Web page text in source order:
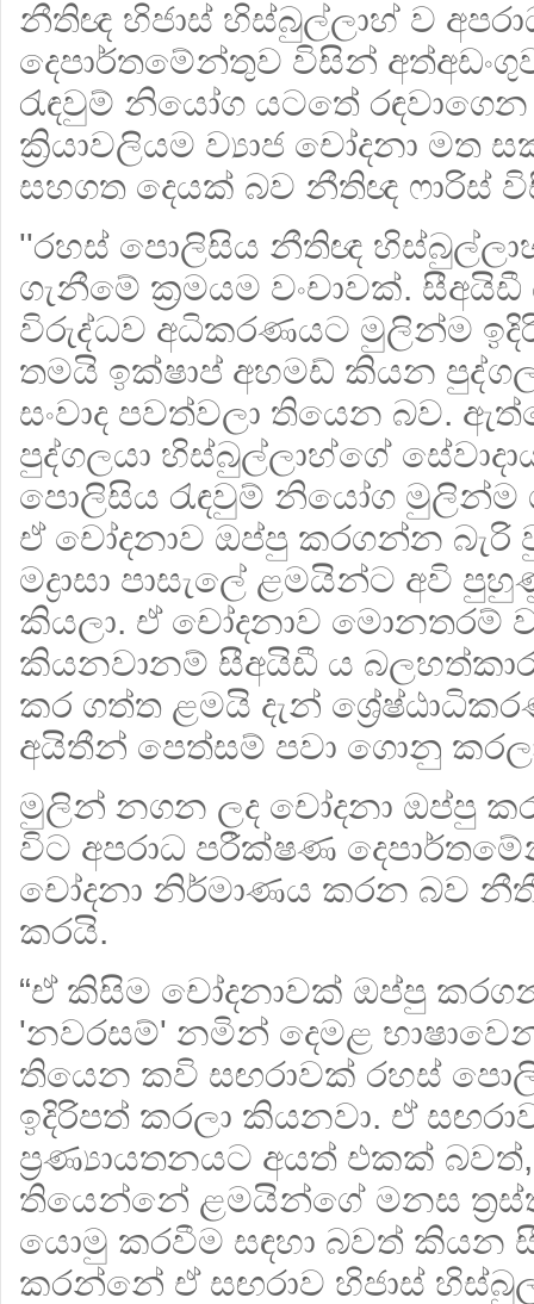
නීතිඥ හිජාස් හිස්බුල්ලාහ් ව
දෙපාර්තමේන්තුව විසින්
රැඳවුම් නියෝග යටතේ
ක්‍රියාවලියම ව්‍යාජ චෝදනා මත
සහගත දෙයක් බව නීතිඥ ෆාරිස්
''රහස් පොලිසිය නීතිඥ
ගැනීමේ ක්‍රමයම වංචාවක්.
විරුද්ධව අධිකරණයට මුලින්ම
තමයි ඉක්ෂාප් අහමඩ් කියන
සංවාද පවත්වලා තියෙන බව.
පුද්ගලයා හිස්බුල්ලාහ්ගේ
පොලිසිය රැඳවුම් නියෝග මුලින්ම
ඒ චෝදනාව ඔප්පු කරගන්න බැරි
මද්‍රාසා පාසැලේ ළමයින්ට අවි
කියලා. ඒ චෝදනාව මොනතරම්
කියනවානම් සීඅයිඩී ය
කර ගත්ත ළමයි දැන්
අයිතීන් පෙත්සම් පවා ගොනු
මුලින් නගන ලද චෝදනා ඔප්පු
විට අපරාධ පරීක්ෂණ
චෝදනා නිර්මාණය කරන බව
කරයි.
“ඒ කිසිම චෝදනාවක් ඔප්පු
'නවරසම්' නමින් දෙමළ
තියෙන කවි සඟරාවක් රහස්
ඉදිරිපත් කරලා කියනවා. ඒ
ප්‍රණ්‍යායතනයට අයත් එකක්
තියෙන්නේ ළමයින්ගේ මනස
යොමු කරවීම සඳහා බවත් කියන
කරන්නේ ඒ සඟරාව හිජාස්